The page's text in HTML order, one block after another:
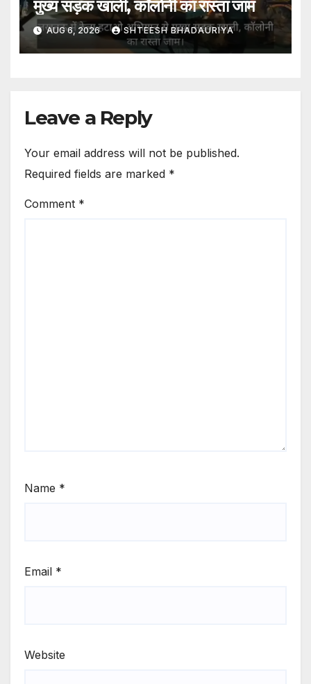
मुख्य सड़क खाली, कॉलोनी का रास्ता जाम
AUG 6, 2026 SHTEESH BHADAURIYA
Leave a Reply
Your email address will not be published.
Required fields are marked *
Comment *
Name *
Email *
Website